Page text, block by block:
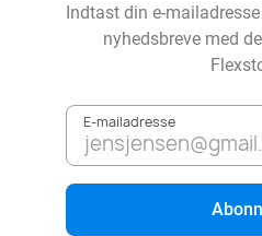
Indtast din e-
nyhedsbreve med
E-mailadresse